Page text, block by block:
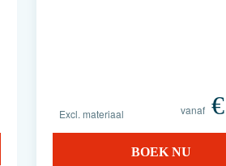
Excl. materiaal vanaf €
BOEK NU